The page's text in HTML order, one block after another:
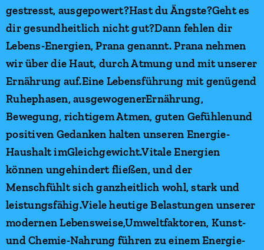
gestresst, ausgepowert?Hast du Ängste?Geht es
dir gesundheitlich nicht gut?Dann fehlen dir
Lebens-Energien, Prana genannt. Prana nehmen
wir über die Haut, durch Atmung und mit unserer
Ernährung auf.Eine Lebensführung mit genügend
Ruhephasen, ausgewogenerErnährung,
Bewegung, richtigem Atmen, guten Gefühlenund
positiven Gedanken halten unseren Energie-
Haushalt imGleichgewicht.Vitale Energien
können ungehindert fließen, und der
Menschfühlt sich ganzheitlich wohl, stark und
leistungsfähig.Viele heutige Belastungen unserer
modernen Lebensweise,Umweltfaktoren, Kunst-
und Chemie-Nahrung führen zu einem Energie-